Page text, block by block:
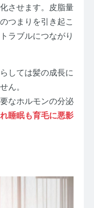
させます。皮脂量
つまりを引き起こ
ラブルにつながり
しては髪の成長に
ん。
なホルモンの分泌
睡眠も育毛に悪影